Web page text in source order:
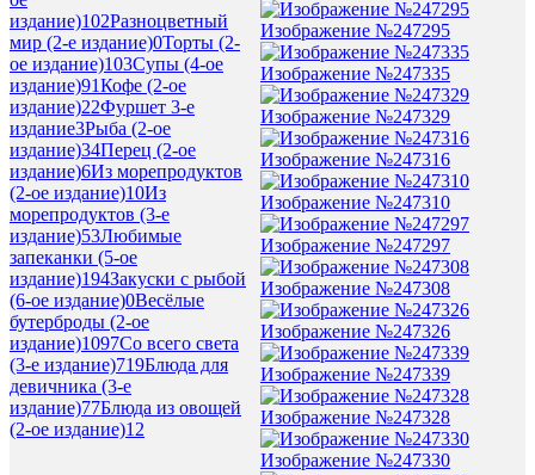
издание)102Разноцветный
мир (2-е издание)0Торты (2-
ое издание)103Супы (4-ое
издание)91Кофе (2-ое
издание)22Фуршет 3-е
издание3Рыба (2-ое
издание)34Перец (2-ое
издание)6Из морепродуктов
(2-ое издание)10Из
морепродуктов (3-е
издание)53Любимые
запеканки (5-ое
издание)194Закуски с рыбой
(6-ое издание)0Весёлые
бутерброды (2-ое
издание)1097Со всего света
(3-е издание)719Блюда для
девичника (3-е
издание)77Блюда из овощей
(2-ое издание)12
Изображение №247295
Изображение №247335
Изображение №247329
Изображение №247316
Изображение №247310
Изображение №247297
Изображение №247308
Изображение №247326
Изображение №247339
Изображение №247328
Изображение №247330